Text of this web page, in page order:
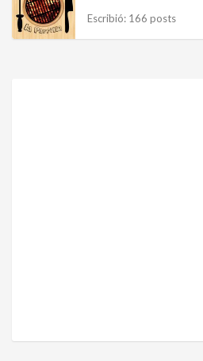
Escribió: 166 posts